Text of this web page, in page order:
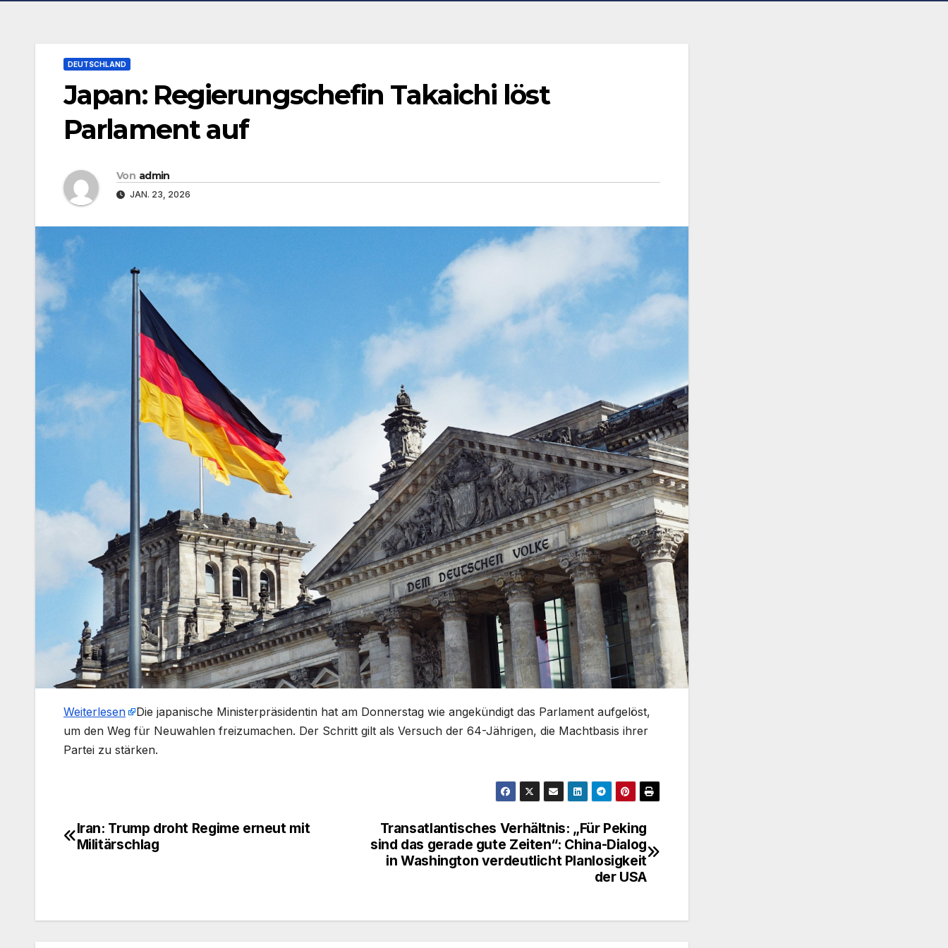
DEUTSCHLAND
Japan: Regierungschefin Takaichi löst
Parlament auf
Von admin
JAN. 23, 2026
Weiterlesen
​Die japanische Ministerpräsidentin hat am Donnerstag wie angekündigt das Parlament aufgelöst,
um den Weg für Neuwahlen freizumachen. Der Schritt gilt als Versuch der 64-Jährigen, die Machtbasis ihrer
Partei zu stärken.
Beitragsnavigation
Transatlantisches Verhältnis: „Für Peking
sind das gerade gute Zeiten“: China-Dialog
in Washington verdeutlicht Planlosigkeit
der USA
Iran: Trump droht Regime erneut mit
Militärschlag